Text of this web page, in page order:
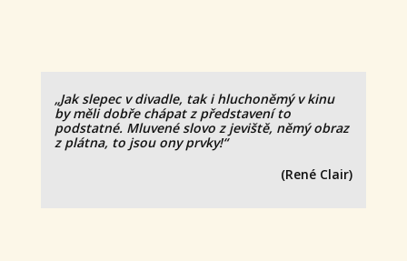
„Jak slepec v divadle, tak i hluchoněmý v kinu
by měli dobře chápat z představení to
podstatné. Mluvené slovo z jeviště, němý obraz
z plátna, to jsou ony prvky!“
(René Clair)